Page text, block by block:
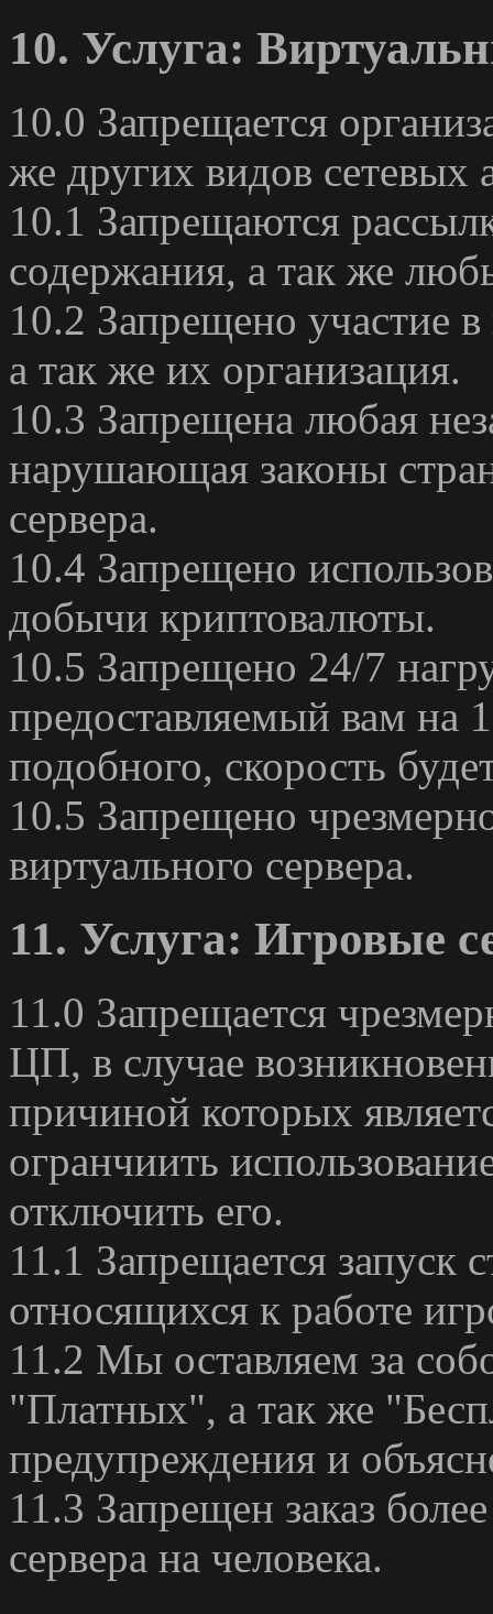
10. Услуга:
10.0 Запрещается
же других видов сетевых
10.1 Запрещаются
содержания, а так же
10.2 Запрещено участие
а так же их организация.
10.3 Запрещена любая
нарушающая законы
сервера.
10.4 Запрещено
добычи криптовалюты.
10.5 Запрещено 24/7
предоставляемый вам на
подобного, скорость
10.5 Запрещено
виртуального сервера.
11. Услуга: Игровые
11.0 Запрещается
ЦП, в случае
причиной которых
огранчиить
отключить его.
11.1 Запрещается запуск
относящихся к работе
11.2 Мы оставляем за
"Платных", а так же
предупреждения и
11.3 Запрещен заказ
сервера на человека.